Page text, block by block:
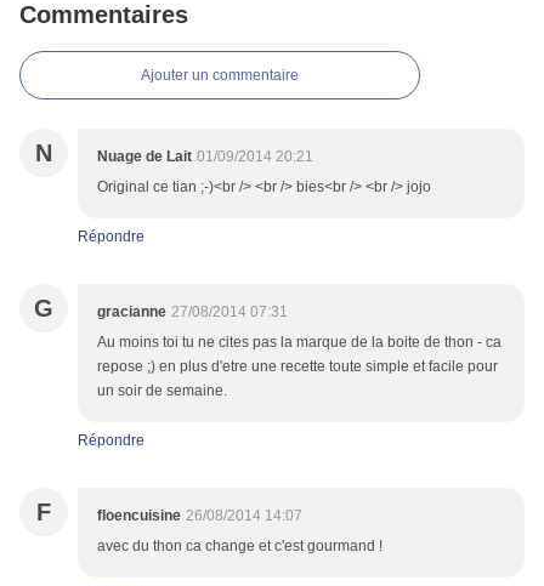
Commentaires
Ajouter un commentaire
N Nuage de Lait 01/09/2014 20:21
Original ce tian ;-)<br /> <br /> bies<br /> <br /> jojo
Répondre
G gracianne 27/08/2014 07:31
Au moins toi tu ne cites pas la marque de la boite de thon - ca
repose ;) en plus d'etre une recette toute simple et facile pour
un soir de semaine.
Répondre
F floencuisine 26/08/2014 14:07
avec du thon ca change et c'est gourmand !